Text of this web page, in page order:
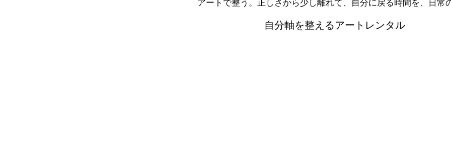
アートで整う。 正しさから少し離れて、 自分に戻る時間を、日常
​自分軸を整えるアートレンタル